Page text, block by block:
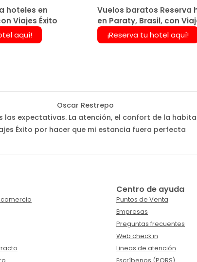
hoteles en
Viajes Éxito
aquí!
Vuelos baratos Reserva
en Paraty, Brasil, con
¡Reserva tu hotel aquí!
Oscar Restrepo
las expectativas. La atención, el confort de la
Éxito por hacer que mi estancia fuera perfecta
Centro de ayuda
Puntos de Venta
Empresas
Preguntas frecuentes
Web check in
Lineas de atención
Escríbenos (PQRS)